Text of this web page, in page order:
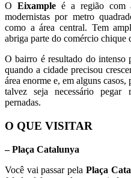
O Eixampleé a região com
modernistas por metro
como a área central. Tem
abriga parte do comércio chique
O bairro é resultado do intenso
quando a cidade precisou
área enorme e, em alguns
talvez seja necessário pegar
pernadas.
O QUE VISITAR
– Plaça Catalunya
Você vai passar pela Plaça